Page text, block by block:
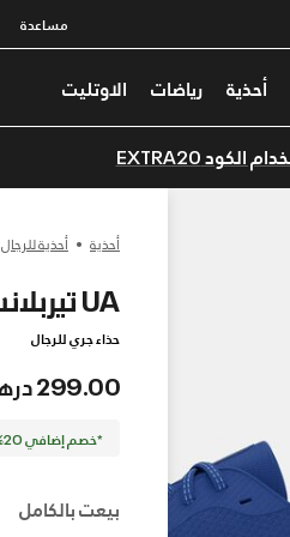
مساعدة
أحذية رياضات الاوتليت
أحذية أحذية للرجال
UA تيربلانس 2 RS
حذاء جري للرجال
299.00 درهم
*خصم إضافي 20%. كود الخصم: EXTRA20
بيعت بالكامل